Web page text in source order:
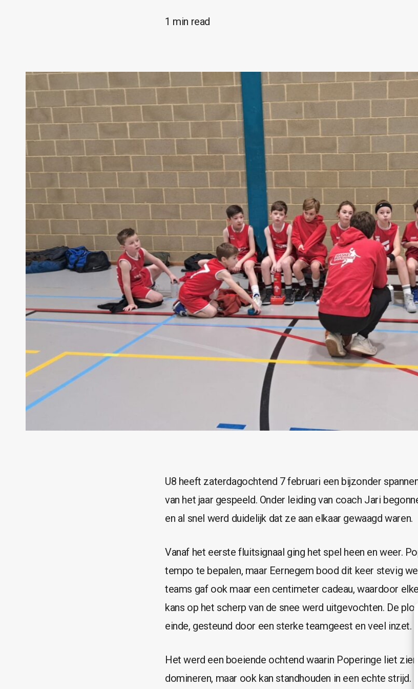
1 min read
U8 heeft zaterdagochtend 7 februari een bijzonder
van het jaar gespeeld. Onder leiding van coach Jari
en al snel werd duidelijk dat ze aan elkaar gewaagd waren.
Vanaf het eerste fluitsignaal ging het spel heen en weer.
tempo te bepalen, maar Eernegem bood dit keer stevig
teams gaf ook maar een centimeter cadeau, waardoor
kans op het scherp van de snee werd uitgevochten. De
einde, gesteund door een sterke teamgeest en veel inzet.
Het werd een boeiende ochtend waarin Poperinge liet
domineren, maar ook kan standhouden in een echte strijd.